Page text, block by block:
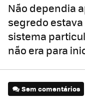
Não dependia
segredo
sistema
não era para
Sem comentários